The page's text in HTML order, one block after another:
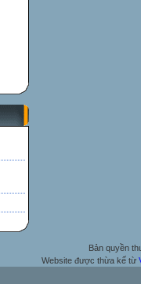
Bản quyền
Website được thừa kế từ